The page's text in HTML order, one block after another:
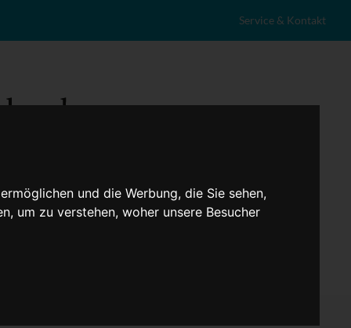
und die Werbung, die Sie sehen,
um zu verstehen, woher unsere Besucher
Service & Kontakt